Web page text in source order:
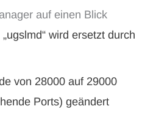
auf einen Blick
wird ersetzt durch
von 28000 auf 29000
Ports) geändert